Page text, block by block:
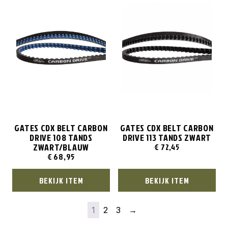
GATES CDX BELT CARBON
DRIVE 108 TANDS
ZWART/BLAUW
€ 68,95
BEKIJK ITEM
GATES CDX BELT CARBON
DRIVE 113 TANDS ZWART
€ 72,45
BEKIJK ITEM
1 2 3 →